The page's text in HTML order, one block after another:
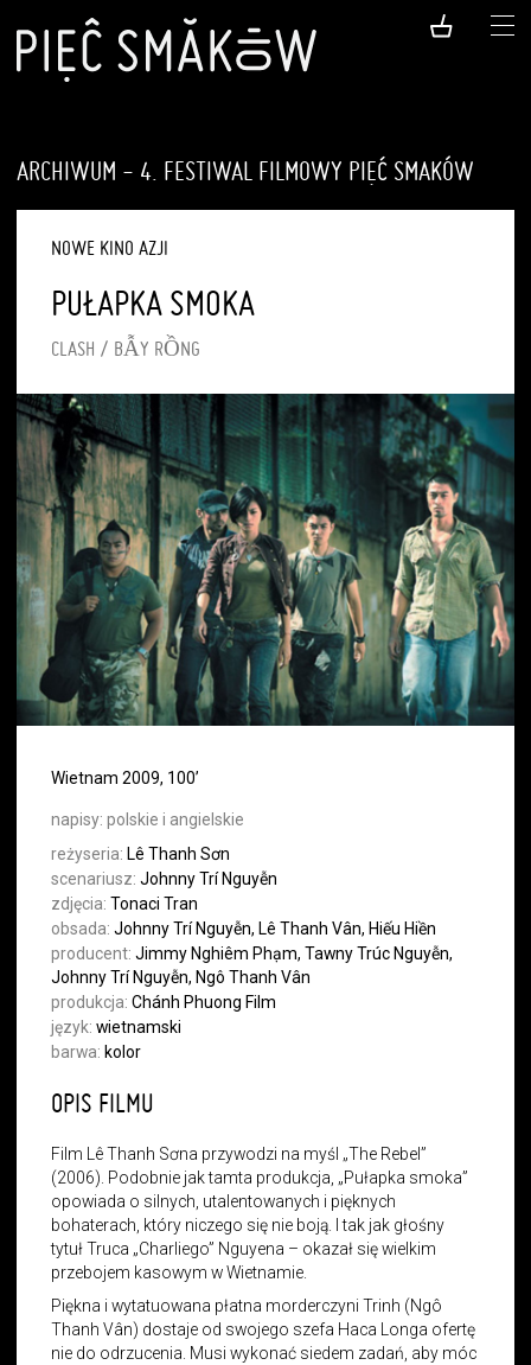
ARCHIWUM - 4. FESTIWAL FILMOWY PIĘĆ SMAKÓW
NOWE KINO AZJI
PUŁAPKA SMOKA
CLASH / BẪY RỒNG
Wietnam 2009, 100’
napisy: polskie i angielskie
reżyseria: Lê Thanh Sơn
scenariusz:Johnny Trí Nguyễn
zdjęcia:Tonaci Tran
obsada:Johnny Trí Nguyễn, Lê Thanh Vân, Hiếu Hiền
producent:Jimmy Nghiêm Phạm, Tawny Trúc Nguyễn,
Johnny Trí Nguyễn, Ngô Thanh Vân
produkcja:Chánh Phuong Film
język:wietnamski
barwa: kolor
OPIS FILMU
Film Lê Thanh Sơna przywodzi na myśl „The Rebel”
(2006). Podobnie jak tamta produkcja, „Pułapka smoka”
opowiada o silnych, utalentowanych i pięknych
bohaterach, który niczego się nie boją. I tak jak głośny
tytuł Truca „Charliego” Nguyena – okazał się wielkim
przebojem kasowym w Wietnamie.
Piękna i wytatuowana płatna morderczyni Trinh (Ngô
Thanh Vân) dostaje od swojego szefa Haca Longa ofertę
nie do odrzucenia. Musi wykonać siedem zadań, aby móc